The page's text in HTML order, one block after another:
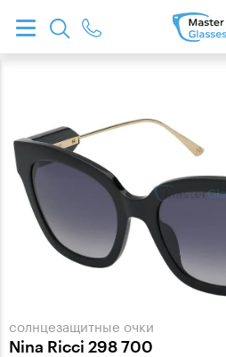
солнцезащитные очки
Nina Ricci 298 700